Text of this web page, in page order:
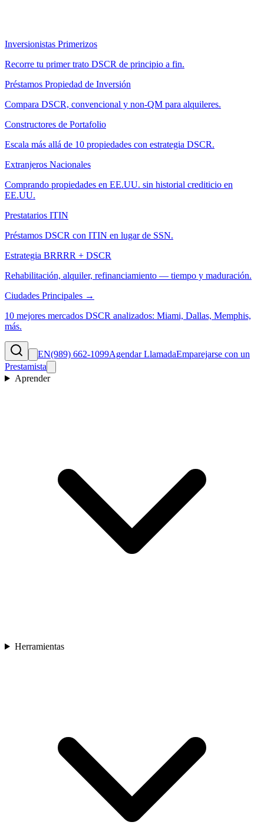
Inversionistas Primerizos
Recorre tu primer trato DSCR de principio a fin.
Préstamos Propiedad de Inversión
Compara DSCR, convencional y non-QM para alquileres.
Constructores de Portafolio
Escala más allá de 10 propiedades con estrategia DSCR.
Extranjeros Nacionales
Comprando propiedades en EE.UU. sin historial crediticio en
EE.UU.
Prestatarios ITIN
Préstamos DSCR con ITIN en lugar de SSN.
Estrategia BRRRR + DSCR
Rehabilitación, alquiler, refinanciamiento — tiempo y maduración.
Ciudades Principales →
10 mejores mercados DSCR analizados: Miami, Dallas, Memphis,
más.
EN(989) 662-1099Agendar LlamadaEmparejarse con un
Prestamista
Aprender
Herramientas